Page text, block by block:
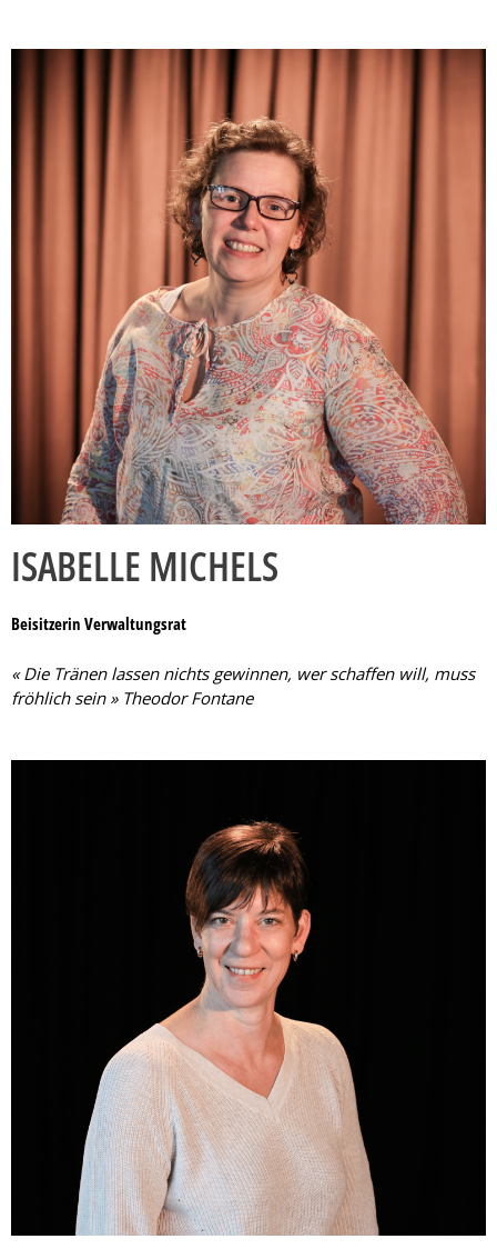
ISABELLE MICHELS
Beisitzerin Verwaltungsrat
« Die Tränen lassen nichts gewinnen, wer schaffen will, muss
fröhlich sein » Theodor Fontane